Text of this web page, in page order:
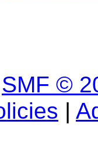
SMF ©
|